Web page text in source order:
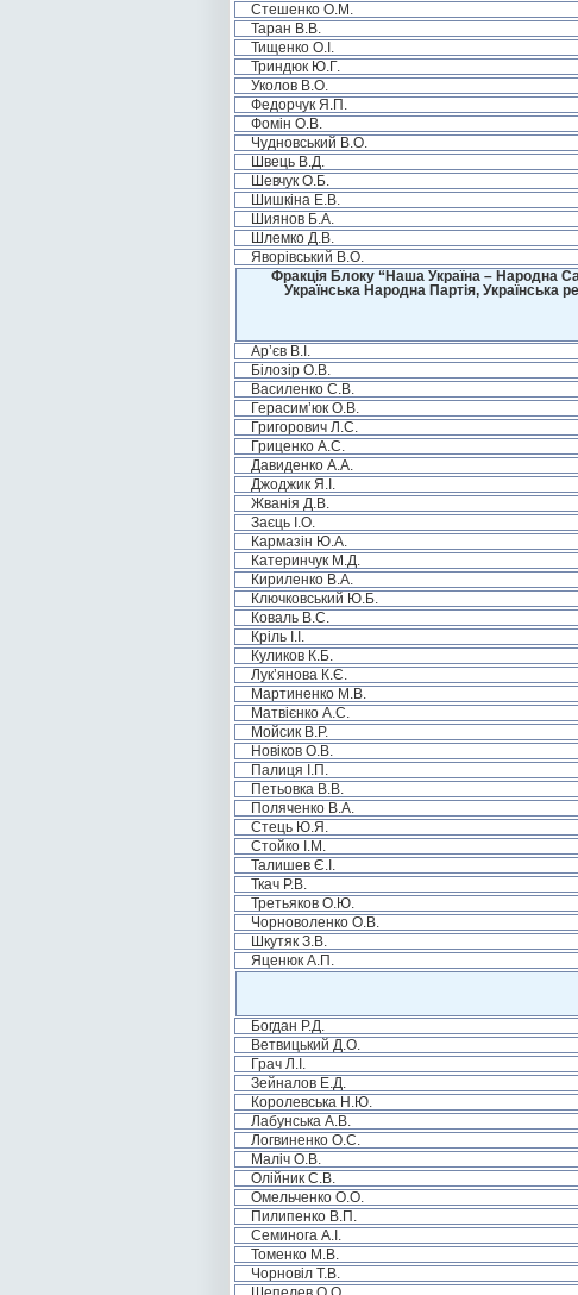
Стешенко О.М.
Таран В.В.
Тищенко О.І.
Триндюк Ю.Г.
Уколов В.О.
Федорчук Я.П.
Фомін О.В.
Чудновський В.О.
Швець В.Д.
Шевчук О.Б.
Шишкіна Е.В.
Шиянов Б.А.
Шлемко Д.В.
Яворівський В.О.
Фракція Блоку “Наша Україна – Народна
Українська Народна Партія, Українська
Ар’єв В.І.
Білозір О.В.
Василенко С.В.
Герасим’юк О.В.
Григорович Л.С.
Гриценко А.С.
Давиденко А.А.
Джоджик Я.І.
Жванія Д.В.
Заєць І.О.
Кармазін Ю.А.
Катеринчук М.Д.
Кириленко В.А.
Ключковський Ю.Б.
Коваль В.С.
Кріль І.І.
Куликов К.Б.
Лук’янова К.Є.
Мартиненко М.В.
Матвієнко А.С.
Мойсик В.Р.
Новіков О.В.
Палиця І.П.
Петьовка В.В.
Поляченко В.А.
Стець Ю.Я.
Стойко І.М.
Талишев Є.І.
Ткач Р.В.
Третьяков О.Ю.
Чорноволенко О.В.
Шкутяк З.В.
Яценюк А.П.
Богдан Р.Д.
Ветвицький Д.О.
Грач Л.І.
Зейналов Е.Д.
Королевська Н.Ю.
Лабунська А.В.
Логвиненко О.С.
Маліч О.В.
Олійник С.В.
Омельченко О.О.
Пилипенко В.П.
Семинога А.І.
Томенко М.В.
Чорновіл Т.В.